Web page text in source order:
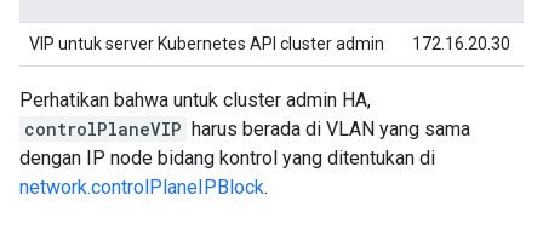
VIP untuk server Kubernetes API cluster admin 172.16.20.30
Perhatikan bahwa untuk cluster admin HA,
controlPlaneVIP harus berada di VLAN yang sama
dengan IP node bidang kontrol yang ditentukan di
network.controlPlaneIPBlock.